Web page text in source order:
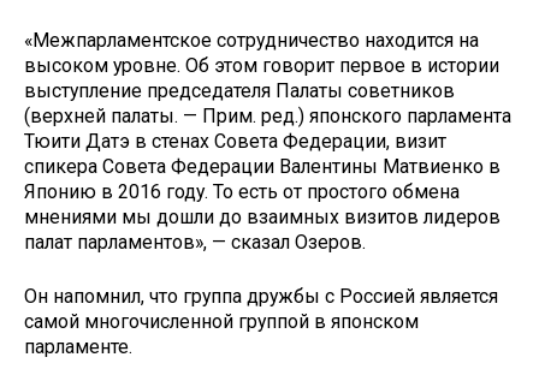
«Межпарламентское сотрудничество находится на
высоком уровне. Об этом говорит первое в истории
выступление председателя Палаты советников
(верхней палаты. — Прим. ред.) японского парламента
Тюити Датэ в стенах Совета Федерации, визит
спикера Совета Федерации Валентины Матвиенко в
Японию в 2016 году. То есть от простого обмена
мнениями мы дошли до взаимных визитов лидеров
палат парламентов», — сказал Озеров.
Он напомнил, что группа дружбы с Россией является
самой многочисленной группой в японском
парламенте.